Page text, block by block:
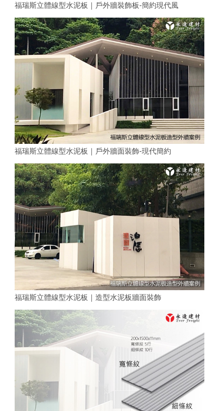
福瑞斯立體線型水泥板｜戶外牆裝飾板-簡約現代風
福瑞斯立體線型水泥板｜戶外牆面裝飾-現代簡約
福瑞斯立體線型水泥板｜造型水泥板牆面裝飾